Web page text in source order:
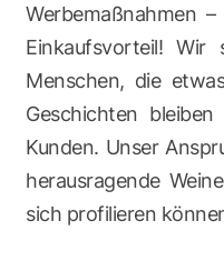
Werbemaßnahmen
Einkaufsvorteil!
Menschen, die
Geschichten
Kunden. Unser
herausragende
sich profilieren